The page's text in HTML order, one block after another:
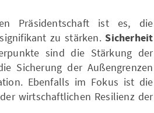
Präsidentschaft ist es, die
zu stärken. Sicherheit
sind die Stärkung der
Sicherung der Außengrenzen
Ebenfalls im Fokus ist die
wirtschaftlichen Resilienz der